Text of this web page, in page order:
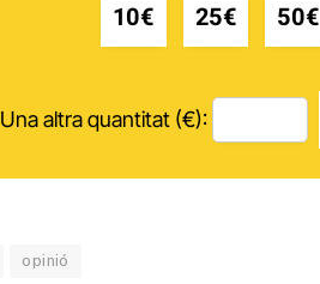
10€ 25€ 50€
Una altra quantitat (€):
opinió